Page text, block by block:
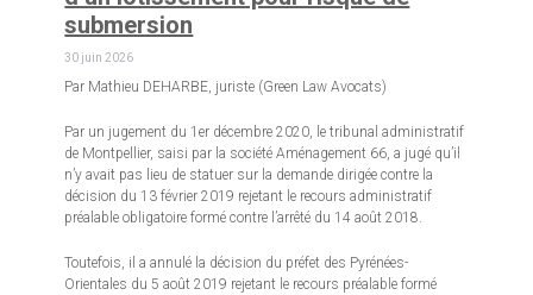
submersion
30 juin 2026
Par Mathieu DEHARBE, juriste (Green Law Avocats)
Par un jugement du 1er décembre 2020, le tribunal administratif
de Montpellier, saisi par la société Aménagement 66, a jugé qu’il
n’y avait pas lieu de statuer sur la demande dirigée contre la
décision du 13 février 2019 rejetant le recours administratif
préalable obligatoire formé contre l’arrêté du 14 août 2018.
Toutefois, il a annulé la décision du préfet des Pyrénées-
Orientales du 5 août 2019 rejetant le recours préalable formé